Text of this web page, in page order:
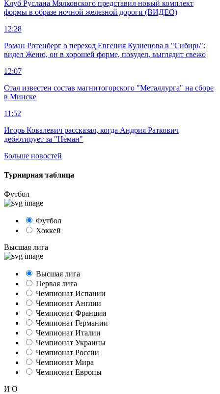
Клуб Руслана Мялковского представил новый комплект
формы в образе ночной железной дороги (ВИДЕО)
12:28
Роман Ротенберг о переход Евгения Кузнецова в "Сибирь":
видел Женю, он в хорошей форме, похудел, выглядит свежо
12:07
Стал известен состав магнитогорского "Металлурга" на сборе
в Минске
11:52
Игорь Ковалевич рассказал, когда Андрия Раткович
дебютирует за "Неман"
Больше новостей
Турнирная таблица
Футбол
Футбол
Хоккей
Высшая лига
Высшая лига
Первая лига
Чемпионат Испании
Чемпионат Англии
Чемпионат Франции
Чемпионат Германии
Чемпионат Италии
Чемпионат Украины
Чемпионат России
Чемпионат Мира
Чемпионат Европы
И О